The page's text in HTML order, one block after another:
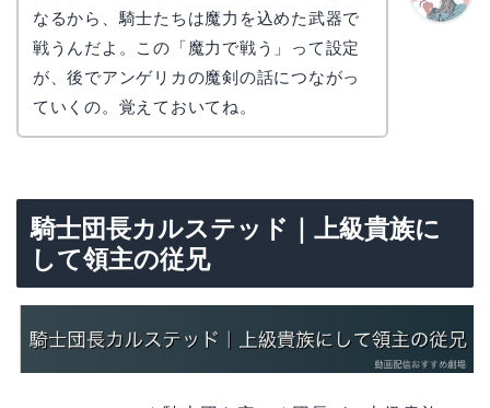
なるから、騎士たちは魔力を込めた武器で
戦うんだよ。この「魔力で戦う」って設定
が、後でアンゲリカの魔剣の話につながっ
ていくの。覚えておいてね。
騎士団長カルステッド｜上級貴族に
して領主の従兄